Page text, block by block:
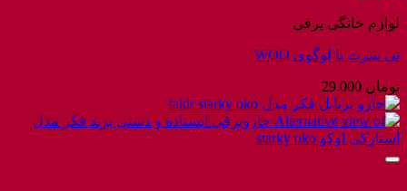
لوازم خانگی برقی
تی شرت با لوگوی WOO
تومان